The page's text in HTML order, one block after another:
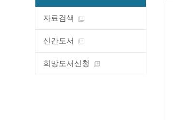
자료검색
신간도서
희망도서신청